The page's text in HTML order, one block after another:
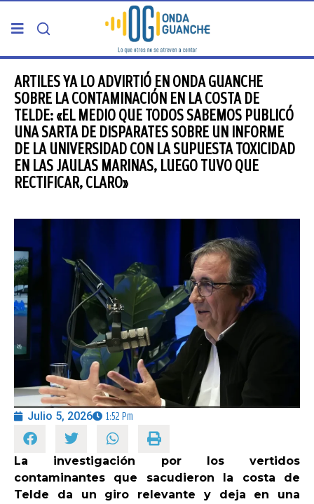
PORTADA
TELDE
GRAN CANARIA
CARTAS DEL DIRECTOR
ENTREVISTAS
OPINIÓN
PROGRAMAS
ARTILES YA LO ADVIRTIÓ EN ONDA GUANCHE
SOBRE LA CONTAMINACIÓN EN LA COSTA DE
TELDE: «EL MEDIO QUE TODOS SABEMOS PUBLICÓ
UNA SARTA DE DISPARATES SOBRE UN INFORME
DE LA UNIVERSIDAD CON LA SUPUESTA TOXICIDAD
EN LAS JAULAS MARINAS, LUEGO TUVO QUE
RECTIFICAR, CLARO»
Julio 5, 2026 1:52 Pm
La investigación por los vertidos
contaminantes que sacudieron la costa de
Telde da un giro relevante y deja en una